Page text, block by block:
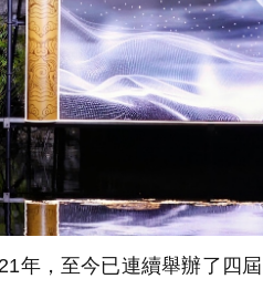
年，至今已連續舉辦了四